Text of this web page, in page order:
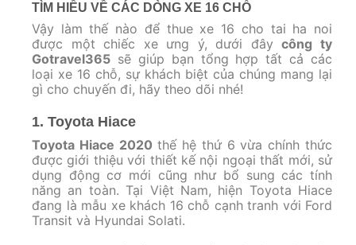
TÌM HIỀU VỀ CÁC DÒNG XE 16 CHỖ
Vậy làm thế nào để thue xe 16 cho tai ha noi
được một chiếc xe ưng ý, dưới đâycông ty
Gotravel365 sẽ giúp bạn tổng hợp tất cả các
loại xe 16 chỗ, sự khách biệt của chúng mang lại
gì cho chuyến đi, hãy theo dõi nhé!
1. Toyota Hiace
Toyota Hiace 2020 thế hệ thứ 6 vừa chính thức
được giới thiệu với thiết kế nội ngoại thất mới, sử
dụng động cơ mới cũng như bổ sung các tính
năng an toàn. Tại Việt Nam, hiện Toyota Hiace
đang là mẫu xe khách 16 chỗ cạnh tranh với Ford
Transit và Hyundai Solati.